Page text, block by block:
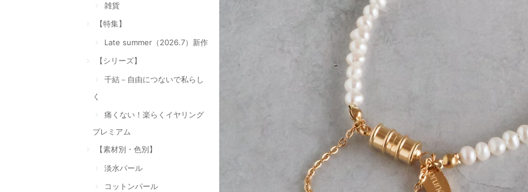
雑貨
【特集】
Late summer（2026.7）新作
【シリーズ】
千結－自由につないで私らし
く
痛くない！楽らくイヤリング
プレミアム
【素材別・色別】
淡水パール
コットンパール